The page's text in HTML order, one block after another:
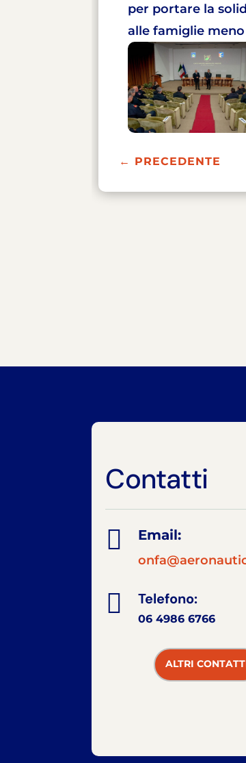
per portare la
alle famiglie
← PRECEDENTE
Contatti
 Email:
 Telefono:
06 4986 6766
ALTRI